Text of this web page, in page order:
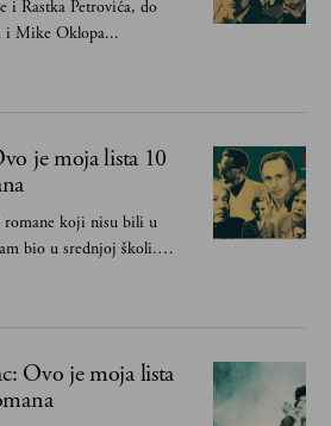
i Rastka Petrovića, do
i Mike Oklopa...
je moja lista 10
romane koji nisu bili u
bio u srednjoj školi.
već dovoljno
Ovo je moja lista